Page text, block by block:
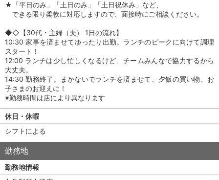
★「平日のみ」「土日のみ」「土日祝休み」など、
できる限り柔軟に対応しますので、面接時にご相談ください。
◆◇【30代・主婦（夫） 1日の流れ】
10:30 家事を済ませてゆったり出勤。ランチのピークに向けて調理
スタート！
12:00 ランチは少し忙しくなるけど、チームみんなで協力するから
大丈夫。
14:30 勤務終了。まかないでランチを済ませて、夕飯の買い物、お
子さまのお迎えに！
※勤務時間は店により異なります
休日・休暇
シフトによる
勤務地
勤務地情報